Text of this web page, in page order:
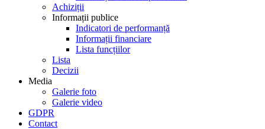
Achiziții
Informații publice
Indicatori de performanță
Informații financiare
Lista funcțiilor
Lista
Decizii
Media
Galerie foto
Galerie video
GDPR
Contact